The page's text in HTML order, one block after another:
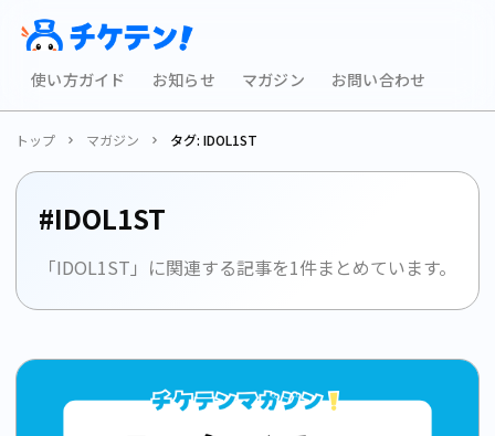
使い方ガイド お知らせ マガジン お問い合わせ
トップ マガジン タグ: IDOL1ST
#IDOL1ST
「IDOL1ST」に関連する記事を1件まとめています。